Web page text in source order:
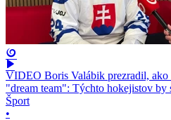
VIDEO Boris Valábik prezradil,
"dream team": Týchto hokejistov by
Šport
•